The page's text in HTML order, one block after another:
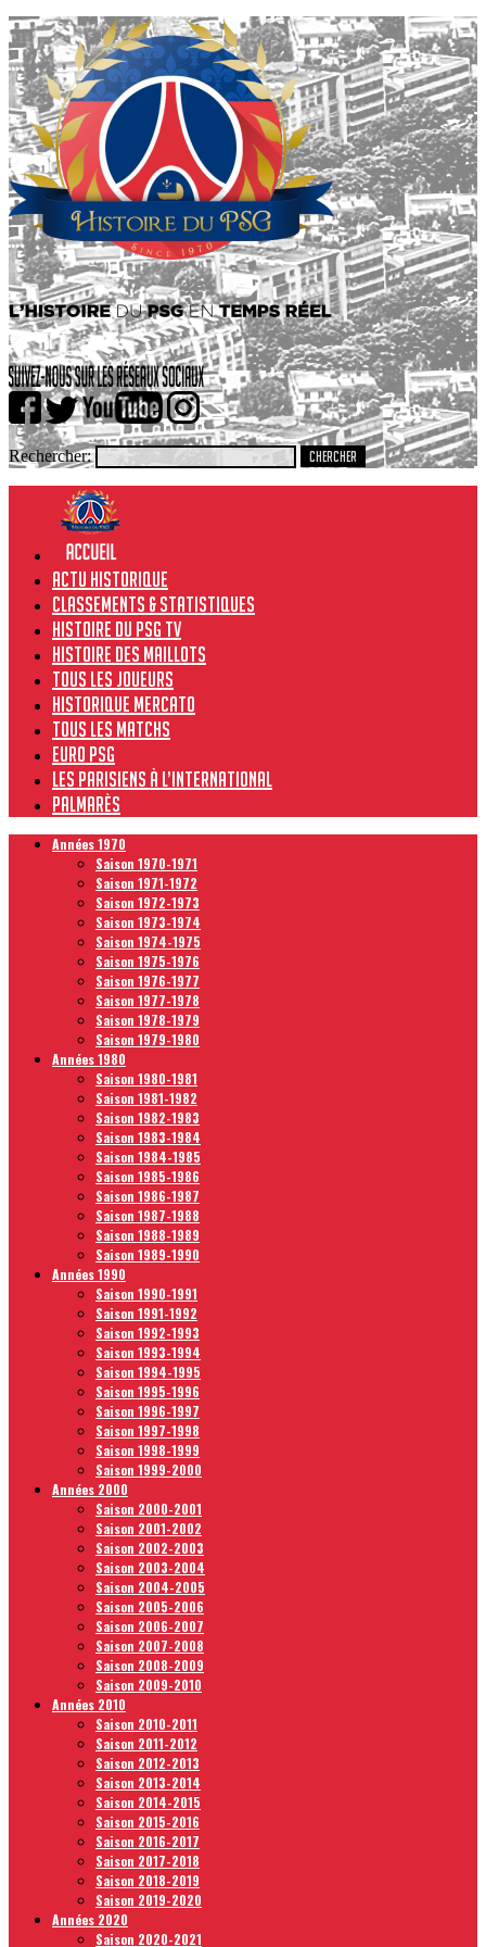
Rechercher:
Actu historique
Classements & Statistiques
Histoire du PSG TV
Histoire des maillots
Tous les joueurs
Historique Mercato
Tous les matchs
Euro PSG
Les Parisiens à l’international
Palmarès
Années 1970
Saison 1970-1971
Saison 1971-1972
Saison 1972-1973
Saison 1973-1974
Saison 1974-1975
Saison 1975-1976
Saison 1976-1977
Saison 1977-1978
Saison 1978-1979
Saison 1979-1980
Années 1980
Saison 1980-1981
Saison 1981-1982
Saison 1982-1983
Saison 1983-1984
Saison 1984-1985
Saison 1985-1986
Saison 1986-1987
Saison 1987-1988
Saison 1988-1989
Saison 1989-1990
Années 1990
Saison 1990-1991
Saison 1991-1992
Saison 1992-1993
Saison 1993-1994
Saison 1994-1995
Saison 1995-1996
Saison 1996-1997
Saison 1997-1998
Saison 1998-1999
Saison 1999-2000
Années 2000
Saison 2000-2001
Saison 2001-2002
Saison 2002-2003
Saison 2003-2004
Saison 2004-2005
Saison 2005-2006
Saison 2006-2007
Saison 2007-2008
Saison 2008-2009
Saison 2009-2010
Années 2010
Saison 2010-2011
Saison 2011-2012
Saison 2012-2013
Saison 2013-2014
Saison 2014-2015
Saison 2015-2016
Saison 2016-2017
Saison 2017-2018
Saison 2018-2019
Saison 2019-2020
Années 2020
Saison 2020-2021